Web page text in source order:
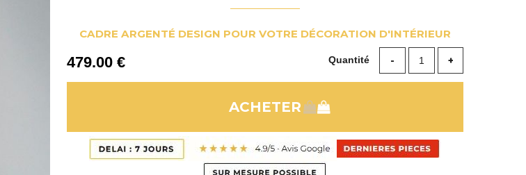
CADRE ARGENTÉ DESIGN POUR VOTRE DÉCORATION D'INTÉRIEUR
479.00€ Quantité